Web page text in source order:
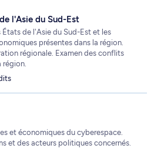
l'Asie du Sud-Est
de l'Asie du Sud-Est et les
présentes dans la région.
régionale. Examen des conflits
et économiques du cyberespace.
et des acteurs politiques concernés.